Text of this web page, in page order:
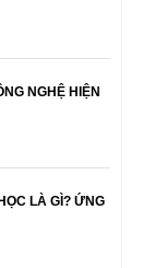
NGHỆ HIỆN
LÀ GÌ? ỨNG